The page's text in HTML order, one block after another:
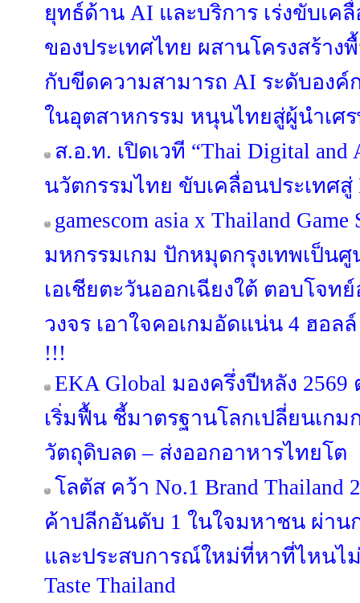
ยุทธ์ด้าน AI และบริการ เร่งขับเค
ของประเทศไทย ผสานโครงสร้า
กับขีดความสามารถ AI ระดับองค์
ในอุตสาหกรรม หนุนไทยสู่ผู้นำเศ
ส.อ.ท. เปิดเวที “Thai Digital and
นวัตกรรมไทย ขับเคลื่อนประเทศสู่
gamescom asia x Thailand
มหกรรมเกม ปักหมุดกรุงเทพเป็น
เอเชียตะวันออกเฉียงใต้ ตอบโจท
วงจร เอาใจคอเกมอัดแน่น 4 ฮอ
!!!
EKA Global มองครึ่งปีหลัง
เริ่มฟื้น ชี้มาตรฐานโลกเปลี่ยนเก
วัตถุดิบลด – ส่งออกอาหารไทยโต
โลตัส คว้า No.1 Brand
ค้าปลีกอันดับ 1 ในใจมหาชน ผ่าน
และประสบการณ์ใหม่ที่หาที่ไหนไม่
Taste Thailand